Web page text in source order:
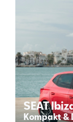
SEAT
Kompakt &